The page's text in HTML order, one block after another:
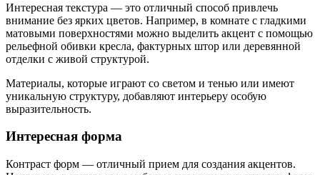
Интересная текстура — это отличный способ привлечь
внимание без ярких цветов. Например, в комнате с гладкими
матовыми поверхностями можно выделить акцент с помощью
рельефной обивки кресла, фактурных штор или деревянной
отделки с живой структурой.
Материалы, которые играют со светом и тенью или имеют
уникальную структуру, добавляют интерьеру особую
выразительность.
Интересная форма
Контраст форм — отличный прием для создания акцентов.